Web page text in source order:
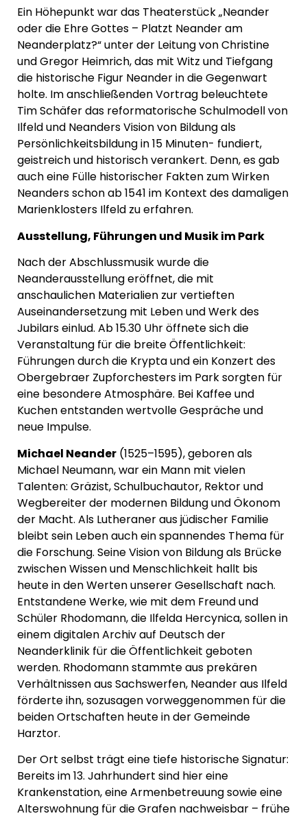
Ein Höhepunkt war das Theaterstück „Neander
oder die Ehre Gottes – Platzt Neander am
Neanderplatz?“ unter der Leitung von Christine
und Gregor Heimrich, das mit Witz und Tiefgang
die historische Figur Neander in die Gegenwart
holte. Im anschließenden Vortrag beleuchtete
Tim Schäfer das reformatorische Schulmodell von
Ilfeld und Neanders Vision von Bildung als
Persönlichkeitsbildung in 15 Minuten- fundiert,
geistreich und historisch verankert. Denn, es gab
auch eine Fülle historischer Fakten zum Wirken
Neanders schon ab 1541 im Kontext des damaligen
Marienklosters Ilfeld zu erfahren.
Ausstellung, Führungen und Musik im Park
Nach der Abschlussmusik wurde die
Neanderausstellung eröffnet, die mit
anschaulichen Materialien zur vertieften
Auseinandersetzung mit Leben und Werk des
Jubilars einlud. Ab 15.30 Uhr öffnete sich die
Veranstaltung für die breite Öffentlichkeit:
Führungen durch die Krypta und ein Konzert des
Obergebraer Zupforchesters im Park sorgten für
eine besondere Atmosphäre. Bei Kaffee und
Kuchen entstanden wertvolle Gespräche und
neue Impulse.
Michael Neander (1525–1595), geboren als
Michael Neumann, war ein Mann mit vielen
Talenten: Gräzist, Schulbuchautor, Rektor und
Wegbereiter der modernen Bildung und Ökonom
der Macht. Als Lutheraner aus jüdischer Familie
bleibt sein Leben auch ein spannendes Thema für
die Forschung. Seine Vision von Bildung als Brücke
zwischen Wissen und Menschlichkeit hallt bis
heute in den Werten unserer Gesellschaft nach.
Entstandene Werke, wie mit dem Freund und
Schüler Rhodomann, die Ilfelda Hercynica, sollen in
einem digitalen Archiv auf Deutsch der
Neanderklinik für die Öffentlichkeit geboten
werden. Rhodomann stammte aus prekären
Verhältnissen aus Sachswerfen, Neander aus Ilfeld
förderte ihn, sozusagen vorweggenommen für die
beiden Ortschaften heute in der Gemeinde
Harztor.
Der Ort selbst trägt eine tiefe historische Signatur:
Bereits im 13. Jahrhundert sind hier eine
Krankenstation, eine Armenbetreuung sowie eine
Alterswohnung für die Grafen nachweisbar – frühe